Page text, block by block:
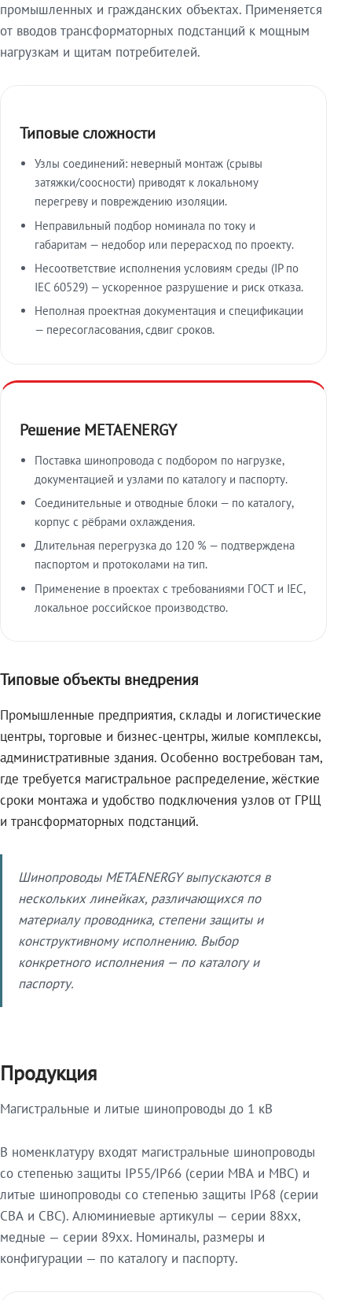
промышленных и гражданских объектах. Применяется
от вводов трансформаторных подстанций к мощным
нагрузкам и щитам потребителей.
Типовые сложности
Узлы соединений: неверный монтаж (срывы
затяжки/соосности) приводят к локальному
перегреву и повреждению изоляции.
Неправильный подбор номинала по току и
габаритам — недобор или перерасход по проекту.
Несоответствие исполнения условиям среды (IP по
IEC 60529) — ускоренное разрушение и риск отказа.
Неполная проектная документация и спецификации
— пересогласования, сдвиг сроков.
Решение METAENERGY
Поставка шинопровода с подбором по нагрузке,
документацией и узлами по каталогу и паспорту.
Соединительные и отводные блоки — по каталогу,
корпус с рёбрами охлаждения.
Длительная перегрузка до 120 % — подтверждена
паспортом и протоколами на тип.
Применение в проектах с требованиями ГОСТ и IEC,
локальное российское производство.
Типовые объекты внедрения
Промышленные предприятия, склады и логистические
центры, торговые и бизнес-центры, жилые комплексы,
административные здания. Особенно востребован там,
где требуется магистральное распределение, жёсткие
сроки монтажа и удобство подключения узлов от ГРЩ
и трансформаторных подстанций.
Шинопроводы METAENERGY выпускаются в
нескольких линейках, различающихся по
материалу проводника, степени защиты и
конструктивному исполнению. Выбор
конкретного исполнения — по каталогу и
паспорту.
Продукция
Магистральные и литые шинопроводы до 1 кВ
В номенклатуру входят магистральные шинопроводы
со степенью защиты IP55/IP66 (серии МВА и МВС) и
литые шинопроводы со степенью защиты IP68 (серии
СВА и СВС). Алюминиевые артикулы — серии 88xx,
медные — серии 89xx. Номиналы, размеры и
конфигурации — по каталогу и паспорту.